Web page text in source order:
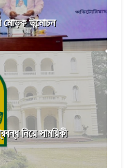
মোড়ক উন্মোচন
নিয়ে সাময়িকী